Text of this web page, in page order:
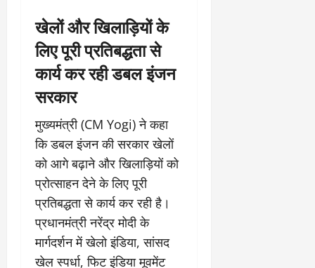
खेलों और खिलाड़ियों के
लिए पूरी प्रतिबद्धता से
कार्य कर रही डबल इंजन
सरकार
मुख्यमंत्री (CM Yogi) ने कहा
कि डबल इंजन की सरकार खेलों
को आगे बढ़ाने और खिलाड़ियों को
प्रोत्साहन देने के लिए पूरी
प्रतिबद्धता से कार्य कर रही है।
प्रधानमंत्री नरेंद्र मोदी के
मार्गदर्शन में खेलो इंडिया, सांसद
खेल स्पर्धा, फिट इंडिया मूवमेंट